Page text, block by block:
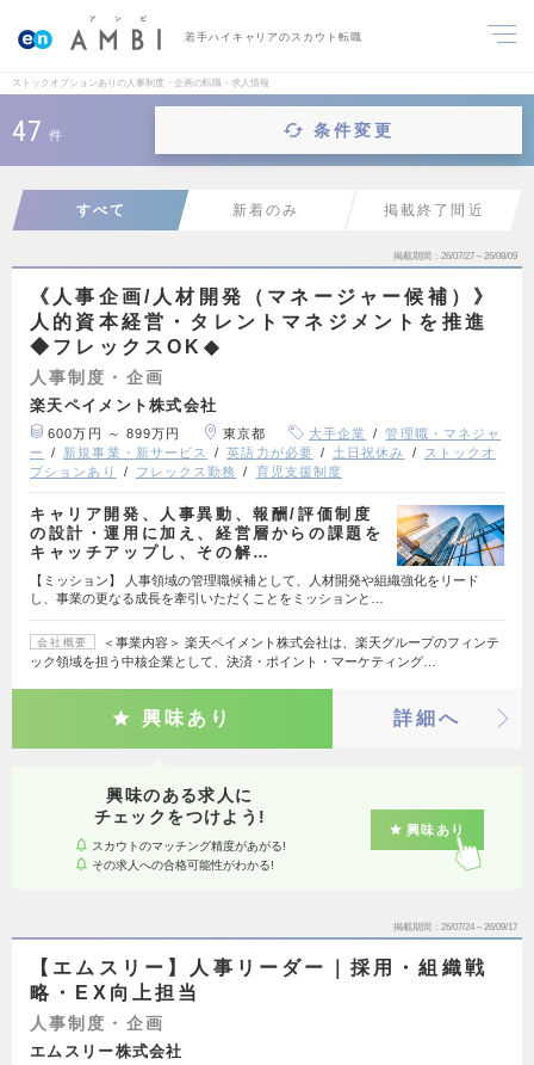
若手ハイキャリアのスカウト転職
ストックオプションありの人事制度・企画の転職・求人情報
47 件 条件変更
すべて 新着のみ 掲載終了間近
掲載期間 26/07/27～26/08/09
《人事企画/人材開発（マネージャー候補）》
人的資本経営・タレントマネジメントを推進
◆フレックスOK◆
人事制度・企画
楽天ペイメント株式会社
600万円 ～ 899万円 東京都 大手企業
管理職・マネジャ
ー
新規事業・新サービス 英語力が必要 土日祝休み
ストックオ
プションあり
フレックス勤務 育児支援制度
キャリア開発、人事異動、報酬/評価制度
の設計・運用に加え、経営層からの課題を
キャッチアップし、その解…
【ミッション】 人事領域の管理職候補として、人材開発や組織強化をリード
し、事業の更なる成長を牽引いただくことをミッションと…
会社概要
＜事業内容＞ 楽天ペイメント株式会社は、楽天グループのフィンテ
ック領域を担う中核企業として、決済・ポイント・マーケティング…
興味あり 詳細へ
興味のある求人に
チェックをつけよう!
スカウトのマッチング精度があがる!
その求人への合格可能性がわかる!
興味あり
掲載期間 26/07/24～26/09/17
【エムスリー】人事リーダー｜採用・組織戦
略・EX向上担当
人事制度・企画
エムスリー株式会社